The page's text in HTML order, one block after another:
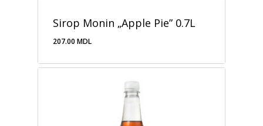
Sirop Monin „Apple Pie” 0.7L
207.00 MDL